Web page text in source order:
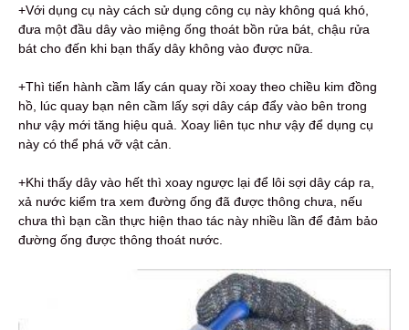
+Với dụng cụ này cách sử dụng công cụ này không quá khó,
đưa một đầu dây vào miệng ống thoát bồn rửa bát, chậu rửa
bát cho đến khi bạn thấy dây không vào được nữa.
+Thì tiến hành cầm lấy cán quay rồi xoay theo chiều kim đồng
hồ, lúc quay bạn nên cầm lấy sợi dây cáp đẩy vào bên trong
như vậy mới tăng hiệu quả. Xoay liên tục như vậy để dụng cụ
này có thể phá vỡ vật cản.
+Khi thấy dây vào hết thì xoay ngược lại để lôi sợi dây cáp ra,
xả nước kiểm tra xem đường ống đã được thông chưa, nếu
chưa thì bạn cần thực hiện thao tác này nhiều lần để đảm bảo
đường ống được thông thoát nước.